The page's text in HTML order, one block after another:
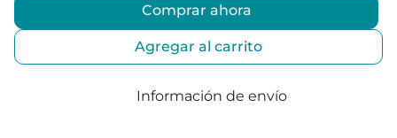
Comprar ahora
Agregar al carrito
Información de envío